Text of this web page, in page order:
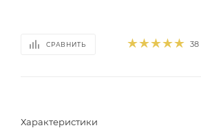
СРАВНИТЬ 38
Характеристики